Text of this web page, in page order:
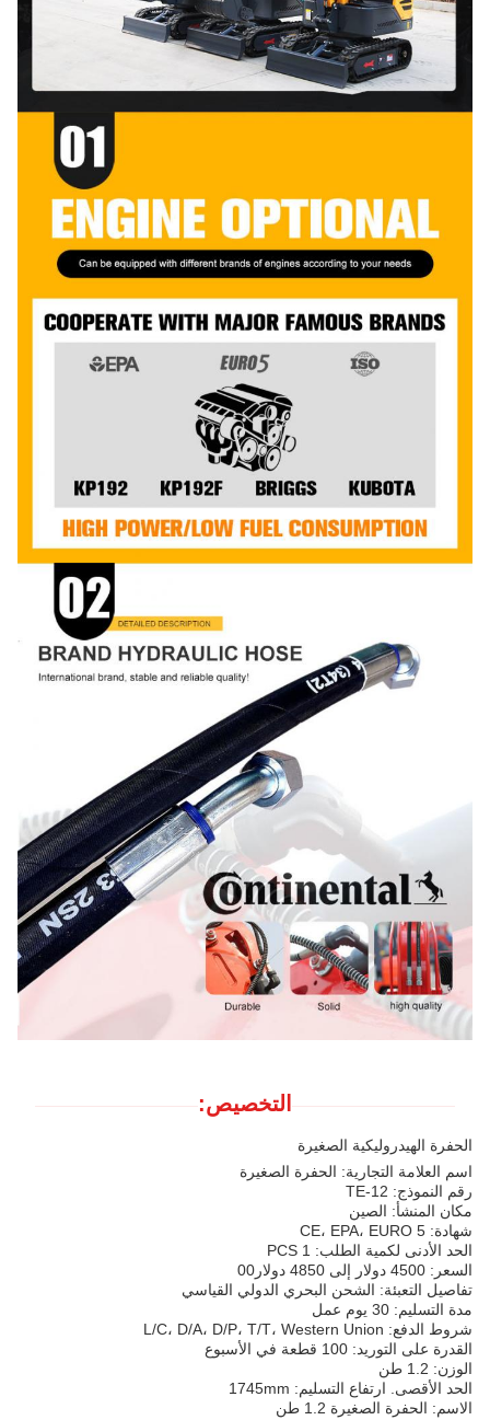
التخصيص:
الحفرة الهيدروليكية الصغيرة
اسم العلامة التجارية: الحفرة الصغيرة
رقم النموذج: TE-12
مكان المنشأ: الصين
شهادة: CE، EPA، EURO 5
الحد الأدنى لكمية الطلب: 1 PCS
السعر: 4500 دولار إلى 4850 دولار00
تفاصيل التعبئة: الشحن البحري الدولي القياسي
مدة التسليم: 30 يوم عمل
شروط الدفع: L/C، D/A، D/P، T/T، Western Union
القدرة على التوريد: 100 قطعة في الأسبوع
الوزن: 1.2 طن
الحد الأقصى. ارتفاع التسليم: 1745mm
الاسم: الحفرة الصغيرة 1.2 طن